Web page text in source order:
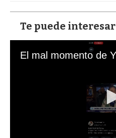
Te puede interesar